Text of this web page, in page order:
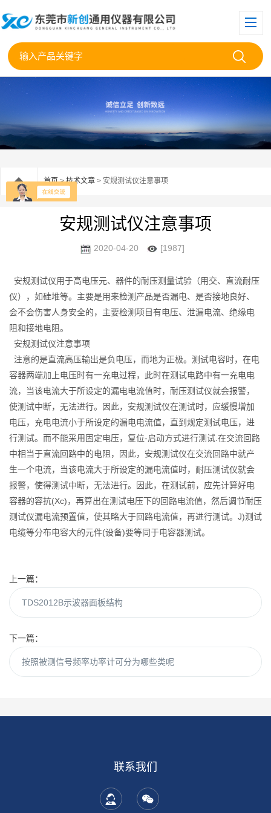
首页>技术文章 > 安规测试仪注意事项
安规测试仪注意事项
2020-04-20 [1987]
安规测试仪用于高电压元、器件的耐压测量试验（用交、直流耐压
仪），如硅堆等。主要是用来检测产品是否漏电、是否接地良好、
会不会伤害人身安全的，主要检测项目有电压、泄漏电流、绝缘电
阻和接地电阻。
安规测试仪注意事项
注意的是直流高压输出是负电压，而地为正极。测试电容时，在电
容器两端加上电压时有一充电过程，此时在测试电路中有一充电电
流，当该电流大于所设定的漏电电流值时，耐压测试仪就会报警，
使测试中断，无法进行。因此，安规测试仪在测试时，应缓慢增加
电压，充电电流小于所设定的漏电电流值，直到规定测试电压，进
行测试。而不能采用固定电压，复位-启动方式进行测试.在交流回路
中相当于直流回路中的电阻，因此，安规测试仪在交流回路中就产
生一个电流，当该电流大于所设定的漏电流值时，耐压测试仪就会
报警，使得测试中断，无法进行。因此，在测试前，应先计算好电
容器的容抗(Xc)，再算出在测试电压下的回路电流值，然后调节耐压
测试仪漏电流预置值，使其略大于回路电流值，再进行测试。J)测试
电缆等分布电容大的元件(设备)要等同于电容器测试。
上一篇：
TDS2012B示波器面板结构
下一篇：
按照被测信号频率功率计可分为哪些类呢
联系我们